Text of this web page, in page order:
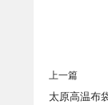
上一篇
太原高温布